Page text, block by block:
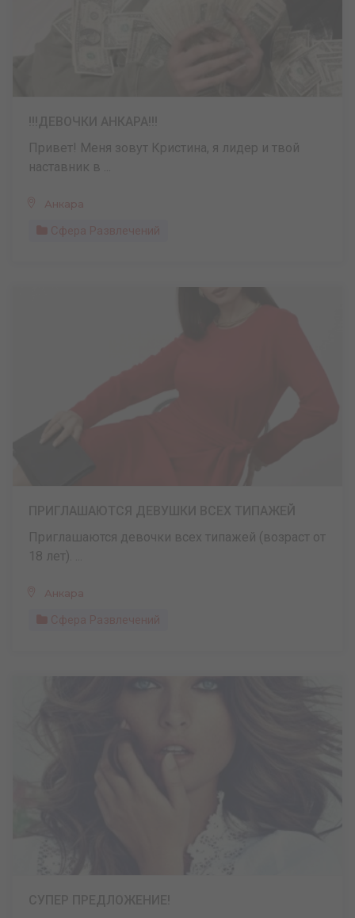
Привет! Меня зовут Кристина, я лидер и твой
наставник в ...
Анкара
Сфера Развлечений
Приглашаются девочки всех типажей (возраст от
18 лет). ...
Анкара
Сфера Развлечений